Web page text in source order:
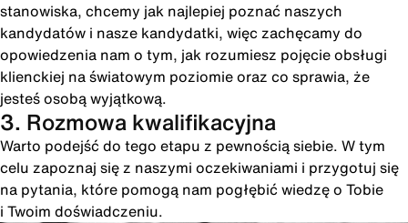
stanowiska, chcemy jak najlepiej poznać naszych
kandydatów i nasze kandydatki, więc zachęcamy do
opowiedzenia nam o tym, jak rozumiesz pojęcie obsługi
klienckiej na światowym poziomie oraz co sprawia, że
jesteś osobą wyjątkową.
3. Rozmowa kwalifikacyjna
Warto podejść do tego etapu z pewnością siebie. W tym
celu zapoznaj się z naszymi oczekiwaniami i przygotuj się
na pytania, które pomogą nam pogłębić wiedzę o Tobie
i Twoim doświadczeniu.